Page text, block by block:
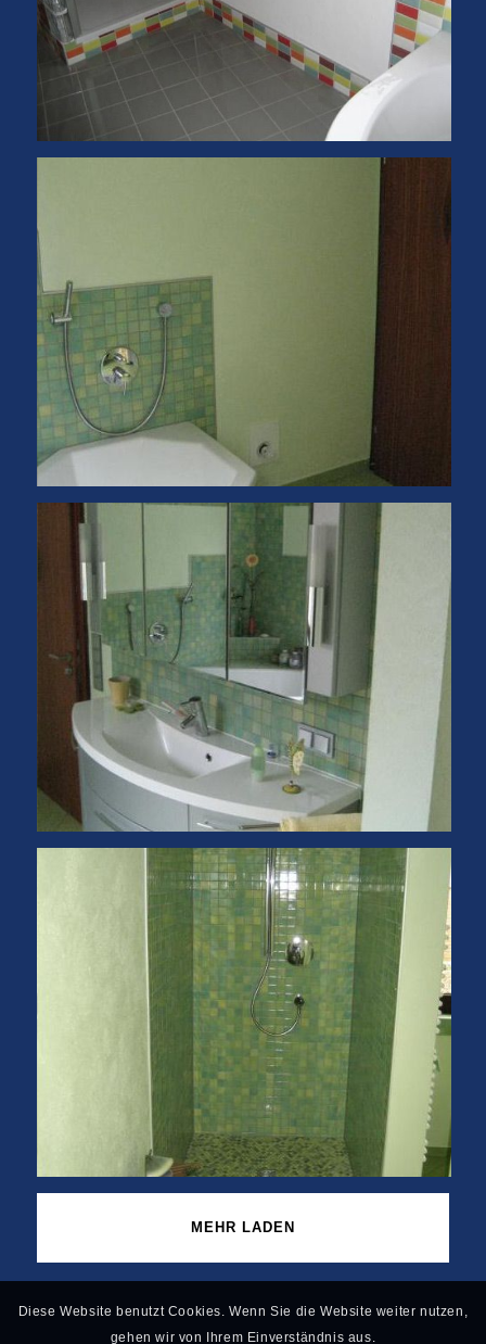
MEHR LADEN
Diese Website benutzt Cookies. Wenn Sie die Website weiter nutzen,
gehen wir von Ihrem Einverständnis aus.